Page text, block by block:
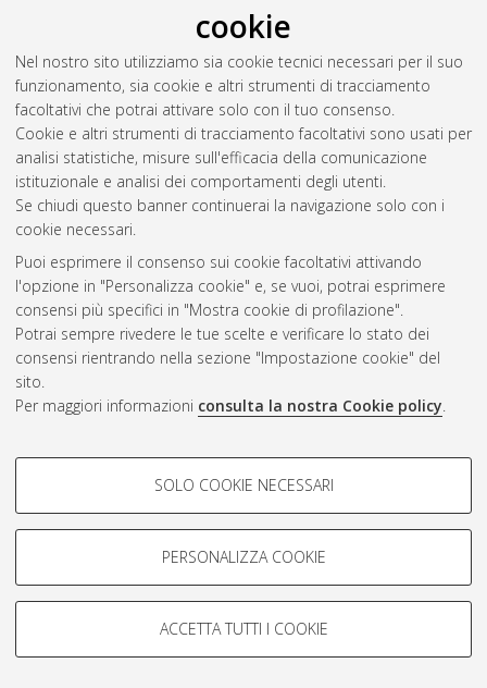
cookie
Nel nostro sito utilizziamo sia cookie tecnici necessari per il suo
funzionamento, sia cookie e altri strumenti di tracciamento
facoltativi che potrai attivare solo con il tuo consenso.
Cookie e altri strumenti di tracciamento facoltativi sono usati per
analisi statistiche, misure sull'efficacia della comunicazione
istituzionale e analisi dei comportamenti degli utenti.
Se chiudi questo banner continuerai la navigazione solo con i
cookie necessari.
Puoi esprimere il consenso sui cookie facoltativi attivando
l'opzione in "Personalizza cookie" e, se vuoi, potrai esprimere
consensi più specifici in "Mostra cookie di profilazione".
Potrai sempre rivedere le tue scelte e verificare lo stato dei
consensi rientrando nella sezione "Impostazione cookie" del
sito.
Per maggiori informazioni consulta la nostra Cookie policy.
COOKIE DI PROFILAZIONE -
Si tratta di cookie utilizzati per analizzare le caratteristiche della
navigazione degli utenti, creare profili in base al loro comportamento
Mostra cookie di profilazione
COOKIE TECNICI - NECESSARI
SOLO COOKIE NECESSARI
PERSONALIZZA COOKIE
ACCETTA TUTTI I COOKIE
Vedi altre statistiche
Gestione del documento:
Atom
Rss
2.0
AMS Acta
ISSN: 2038-7954
re3data.org -
doi.org/10.17616/R3P19R
Servizio implementato e
Impostazioni Cookie
repository